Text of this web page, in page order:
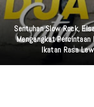
Sentuhan Slow Rock,
Mengangkat Percintaan
Ikatan Rasa